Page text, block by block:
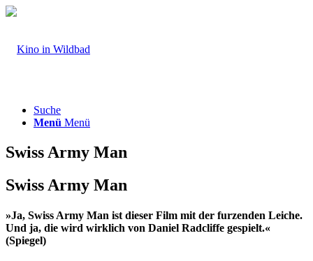
Suche
Menü Menü
Swiss Army Man
Swiss Army Man
»Ja, Swiss Army Man ist dieser Film mit der furzenden Leiche.
Und ja, die wird wirklich von Daniel Radcliffe gespielt.«
(Spiegel)